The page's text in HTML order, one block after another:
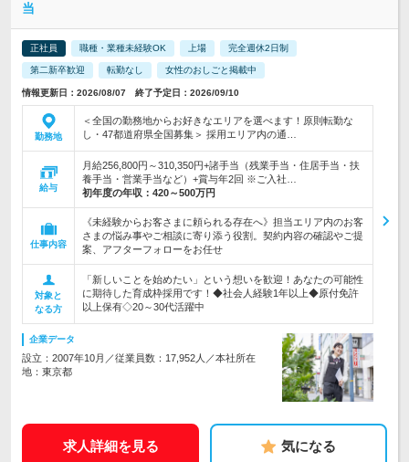
当
正社員 職種・業種未経験OK 上場 完全週休2日制
第二新卒歓迎 転勤なし 女性のおしごと掲載中
情報更新日：2026/08/07 終了予定日：2026/09/10
勤務地
＜全国の勤務地からお好きなエリアを選べます！原則転勤な
し・47都道府県全国募集＞ 採用エリア内の通…
給与
月給256,800円～310,350円+諸手当（残業手当・住居手当・扶
養手当・営業手当など）+賞与年2回 ※ご入社…
初年度の年収： 420～500万円
仕事内容
《未経験からお客さまに頼られる存在へ》担当エリア内のお客
さまの悩み事やご相談に寄り添う役割。契約内容の確認やご提
案、アフターフォローをお任せ
対象と
なる方
「新しいことを始めたい」という想いを歓迎！あなたの可能性
に期待した育成枠採用です！◆社会人経験1年以上◆原付免許
以上保有◇20～30代活躍中
企業データ
設立：2007年10月／従業員数：17,952人／本社所在
地：東京都
求人詳細を見る 気になる